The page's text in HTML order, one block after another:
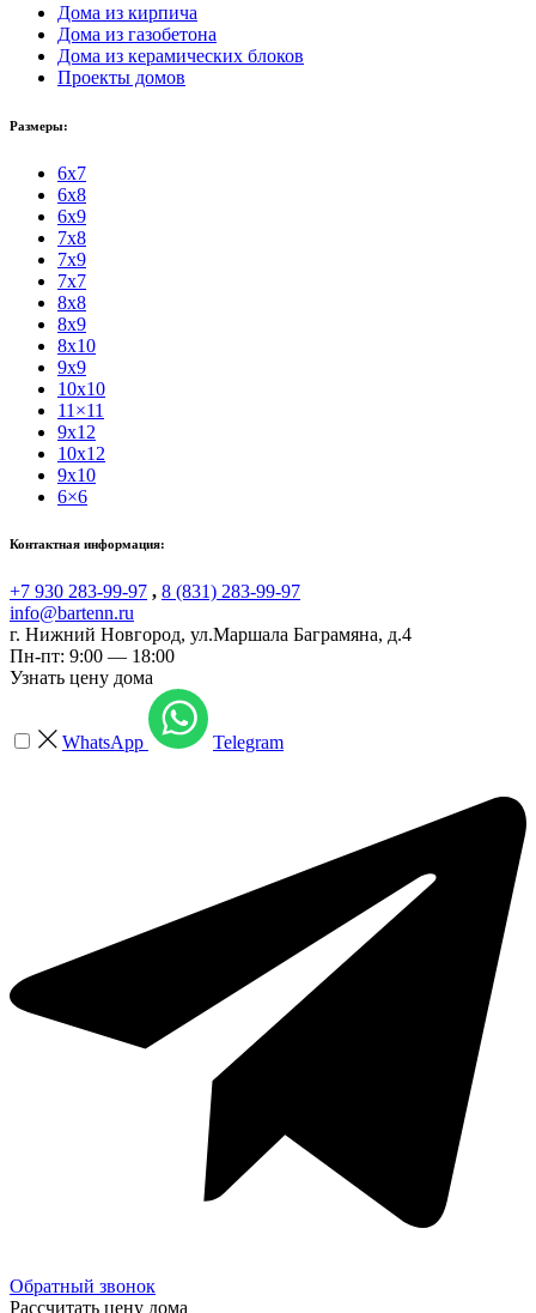
Дома из кирпича
Дома из газобетона
Дома из керамических блоков
Проекты домов
Размеры:
6x7
6x8
6x9
7x8
7x9
7x7
8x8
8x9
8x10
9x9
10x10
11×11
9x12
10x12
9x10
6×6
Контактная информация:
+7 930 283-99-97 , 8 (831) 283-99-97
info@bartenn.ru
г. Нижний Новгород, ул.Маршала Баграмяна, д.4
Пн-пт: 9:00 — 18:00
Узнать цену дома
WhatsApp Telegram
Обратный звонок
Рассчитать цену дома